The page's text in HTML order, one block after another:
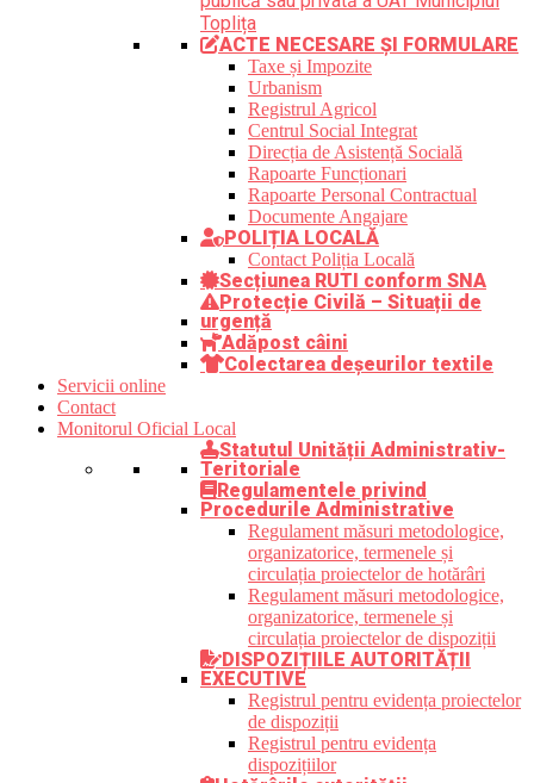
Toplița
ACTE NECESARE ȘI FORMULARE
Taxe și Impozite
Urbanism
Registrul Agricol
Centrul Social Integrat
Direcția de Asistență Socială
Rapoarte Funcționari
Rapoarte Personal Contractual
Documente Angajare
POLIȚIA LOCALĂ
Contact Poliția Locală
Secțiunea RUTI conform SNA
Protecție Civilă – Situații de
urgență
Adăpost câini
Colectarea deșeurilor textile
Servicii online
Contact
Monitorul Oficial Local
Statutul Unității Administrativ-
Teritoriale
Regulamentele privind
Procedurile Administrative
Regulament măsuri metodologice,
organizatorice, termenele și
circulația proiectelor de hotărâri
Regulament măsuri metodologice,
organizatorice, termenele și
circulația proiectelor de dispoziții
DISPOZIȚIILE AUTORITĂȚII
EXECUTIVE
Registrul pentru evidența proiectelor
de dispoziții
Registrul pentru evidența
dispozițiilor